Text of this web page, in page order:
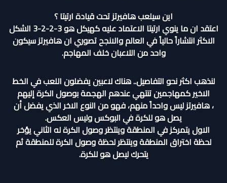
اين سيلعب هافيرتز تحت قيادة ارتيتا ؟
اعتقد ان ما ينوي ارتيتا الاعتماد عليه كهيكل هو 3-2-2-3 الشكل
الاكثر انتشاراً حالياً في العالم والانجح تصوري ان هافيرتز سيكون
واحد من اللاعبان خلف المهاجم.
لنذهب اكثر نحو التفاصيل.. هناك لاعبين يفضلون اللعب في الخط
الاخير كمهاجمين تنتهي عندهم الهجمة بوصول الكرة إليهم
،هافيرتز ليس واحداً منهم، فهو من النوع الاخر الذي يفضل أن
يصل هو للكرة في البوكس وليس العكس.
الاول يتمركز في المنطقة وينتظر وصول الكرة له الثاني يؤخر
لحظة اختراق المنطقة وينتظر لحظة وصول الكرة للمنطقة ثم
يتحرك ليصل هو للكرة.